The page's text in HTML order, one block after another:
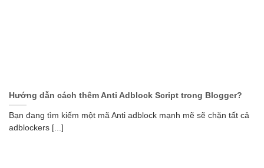
Hướng dẫn cách thêm Anti Adblock Script trong Blogger?
Bạn đang tìm kiếm một mã Anti adblock mạnh mẽ sẽ chặn tất cả
adblockers [...]